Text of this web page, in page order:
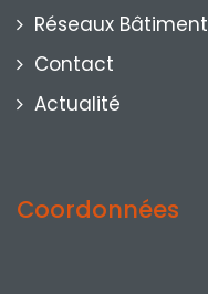
Réseaux Bâtiment
Contact
Actualité
Coordonnées